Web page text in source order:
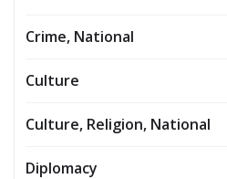
Crime, National
Culture
Culture, Religion, National
Diplomacy